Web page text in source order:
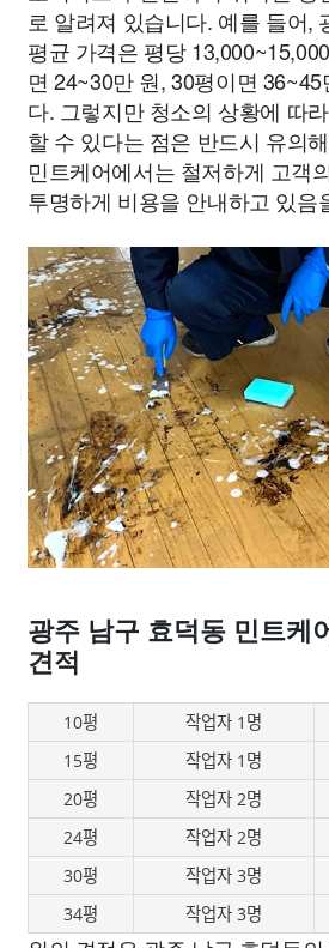
로 알려져 있습니다. 예를 들어,
평균 가격은 평당
면 24~30만 원, 30평이면
다. 그렇지만 청소의 상황에 따
할 수 있다는 점은 반드시 유의
민트케어에서는 철저하게 고객
투명하게 비용을 안내하고 있음
광주 남구 효덕동 민트케
견적
10평 작업자 1명
15평
작업자 1명
20평
작업자 2명
24평
작업자 2명
30평
작업자 3명
34평
작업자 3명